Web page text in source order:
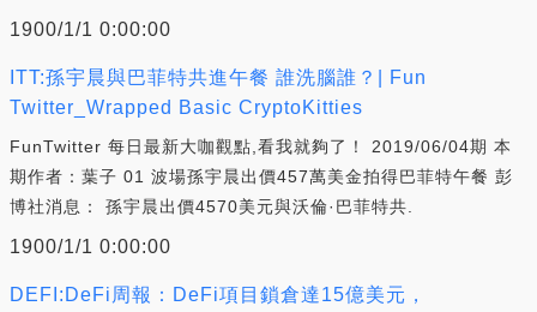
1900/1/1 0:00:00
ITT:孫宇晨與巴菲特共進午餐 誰洗腦誰？| Fun
Twitter_Wrapped Basic CryptoKitties
FunTwitter 每日最新大咖觀點,看我就夠了！ 2019/06/04期 本
期作者：葉子 01 波場孫宇晨出價457萬美金拍得巴菲特午餐 彭
博社消息： 孫宇晨出價4570美元與沃倫·巴菲特共.
1900/1/1 0:00:00
DEFI:DeFi周報：DeFi項目鎖倉達15億美元，